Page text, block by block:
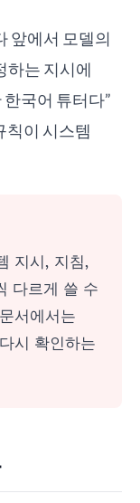
앞에서 모델의
하는 지시에
국어 튜터다”
칙이 시스템
지시, 지침,
다르게 쓸 수
서에서는
시 확인하는